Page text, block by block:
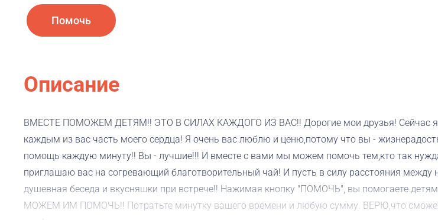
Помочь
Описание
ВМЕСТЕ ПОМОЖЕМ ДЕТЯМ!! ЭТО В СИЛАХ КАЖДОГО ИЗ ВАС!! Дорогие мои друзья! Сейчас я
каждым из вас часть моего сердца! Я очень вас люблю и ценю,потому что вы -
помощь каждую минуту!! Вы - лучшие!!! И вместе с вами мы можем помочь тем,кто так
приглашаю вас на согревающий благотворительный чай! И пусть в силу расстояния между
душевная беседа и вкусняшки при встрече!! Нажимая кнопку "ПОМОЧЬ", вы помогаете
МОЖЕМ ИМ ПОМОЧЬ!! Потратьте минутку вашего времени и любую сумму. ВЕРЮ,что